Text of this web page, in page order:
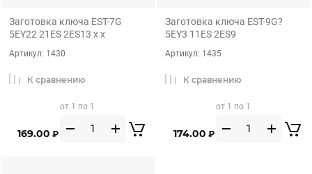
Заготовка ключа EST-7G
5EY22 21ES 2ES13 x x
Артикул: 1430
169.00 ₽
от 1 по 1
К сравнению
Заготовка ключа EST-9G?
5EY3 11ES 2ES9
Артикул: 1435
174.00 ₽
от 1 по 1
К сравнению